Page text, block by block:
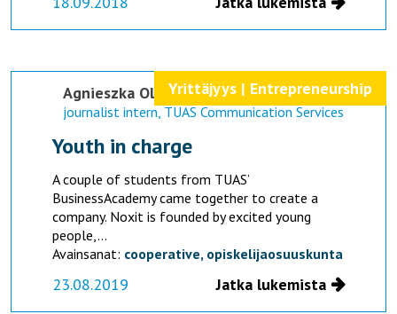
Yrittäjyys | Entrepreneurship
Agnieszka Olenska
journalist intern, TUAS Communication Services
Youth in charge
A couple of students from TUAS’
BusinessAcademy came together to create a
company. Noxit is founded by excited young
people,...
Avainsanat: cooperative, opiskelijaosuuskunta
23.08.2019 Jatka lukemista